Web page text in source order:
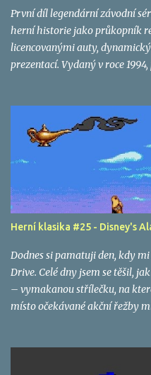
První díl legendární závodní
herní historie jako průkopník
licencovanými auty,
prezentací. Vydaný v roce
Herní klasika #25 - Disney's
Dodnes si pamatuji den, kdy
Drive. Celé dny jsem se těšil,
– vymakanou střílečku, na
místo očekávané akční řežby